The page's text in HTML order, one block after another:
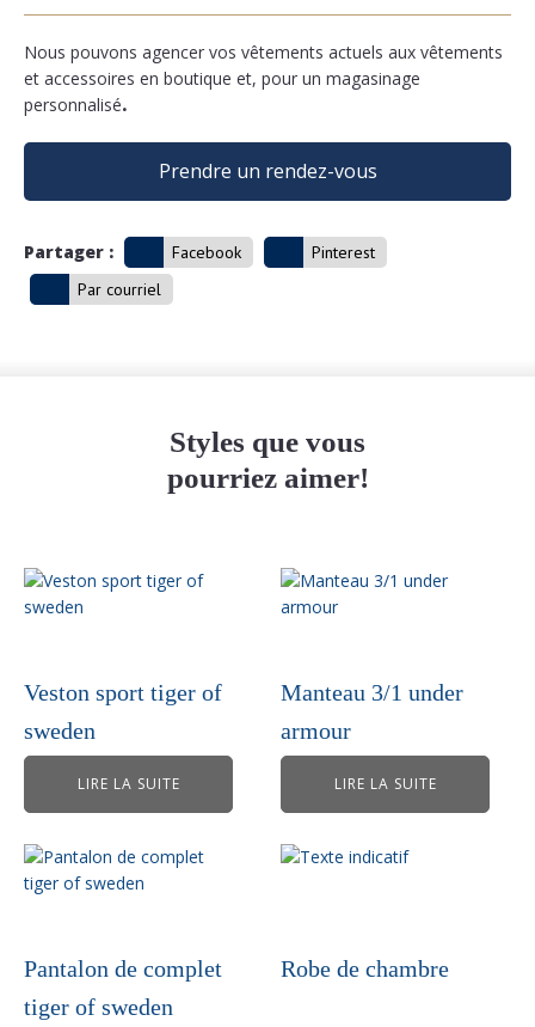
Nous pouvons agencer vos vêtements actuels aux vêtements
et accessoires en boutique et, pour un magasinage
personnalisé.
Prendre un rendez-vous
Partager : Facebook
Pinterest
Par courriel
Styles que vous
pourriez aimer!
Veston sport tiger of
sweden
LIRE LA SUITE
Manteau 3/1 under
armour
LIRE LA SUITE
Pantalon de complet
tiger of sweden
Ce
produit
variations.
options
Robe de chambre